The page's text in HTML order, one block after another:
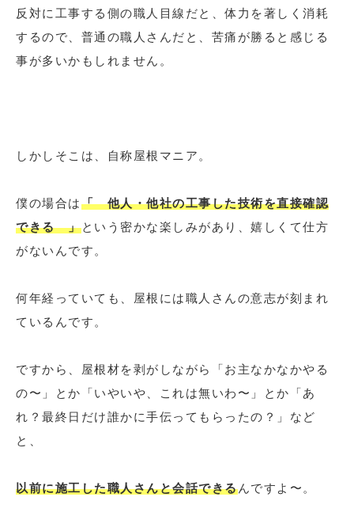
反対に工事する側の職人目線だと、体力を著しく消耗
するので、普通の職人さんだと、苦痛が勝ると感じる
事が多いかもしれません。
しかしそこは、自称屋根マニア。
僕の場合は「 他人・他社の工事した技術を直接確認
できる 」という密かな楽しみがあり、嬉しくて仕方
がないんです。
何年経っていても、屋根には職人さんの意志が刻まれ
ているんです。
ですから、屋根材を剥がしながら「お主なかなかやる
の〜」とか「いやいや、これは無いわ〜」とか「あ
れ？最終日だけ誰かに手伝ってもらったの？」など
と、
以前に施工した職人さんと会話できるんですよ〜。